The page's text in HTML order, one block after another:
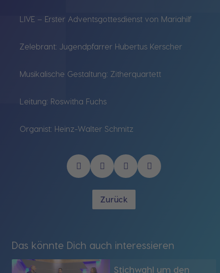
LIVE – Erster Adventsgottesdienst von Mariahilf
Zelebrant: Jugendpfarrer Hubertus Kerscher
Musikalische Gestaltung: Zitherquartett
Leitung: Roswitha Fuchs
Organist: Heinz-Walter Schmitz
Zurück
Das könnte Dich auch interessieren
Stichwahl um den